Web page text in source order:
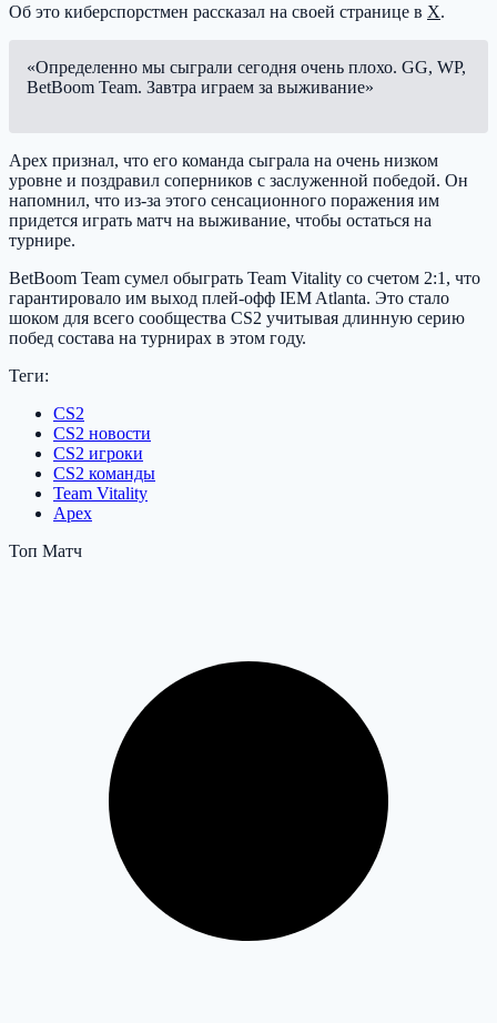
Об это киберспорстмен рассказал на своей странице в X.
«Определенно мы сыграли сегодня очень плохо. GG, WP,
BetBoom Team. Завтра играем за выживание»
Apex признал, что его команда сыграла на очень низком
уровне и поздравил соперников с заслуженной победой. Он
напомнил, что из-за этого сенсационного поражения им
придется играть матч на выживание, чтобы остаться на
турнире.
BetBoom Team сумел обыграть Team Vitality со счетом 2:1, что
гарантировало им выход плей-офф IEM Atlanta. Это стало
шоком для всего сообщества CS2 учитывая длинную серию
побед состава на турнирах в этом году.
Теги:
CS2
CS2 новости
CS2 игроки
CS2 команды
Team Vitality
Apex
Топ Матч